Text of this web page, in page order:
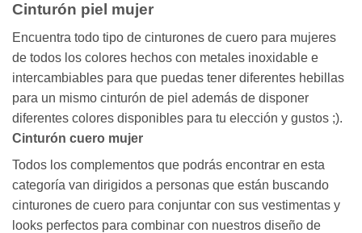
Cinturón piel mujer
Encuentra todo tipo de cinturones de cuero para mujeres
de todos los colores hechos con metales inoxidable e
intercambiables para que puedas tener diferentes hebillas
para un mismo cinturón de piel además de disponer
diferentes colores disponibles para tu elección y gustos ;).
Cinturón cuero mujer
Todos los complementos que podrás encontrar en esta
categoría van dirigidos a personas que están buscando
cinturones de cuero para conjuntar con sus vestimentas y
looks perfectos para combinar con nuestros diseño de